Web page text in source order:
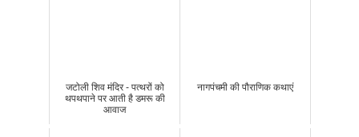
जटोली शिव मंदिर - पत्थरों को
थपथपाने पर आती है डमरू की
आवाज
नागपंचमी की पौराणिक कथाएं